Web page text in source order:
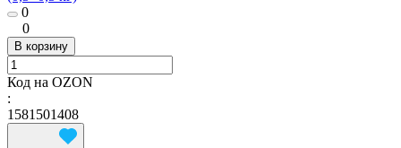
0
0
В корзину
Код на OZON
:
1581501408